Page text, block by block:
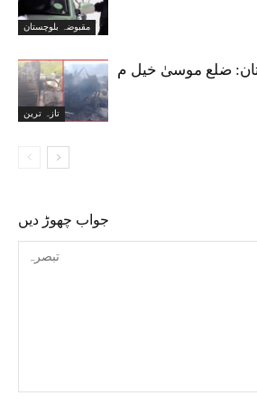
مقبوضہ بلوچستان
تازہ ترین
جواب چھوڑ دیں